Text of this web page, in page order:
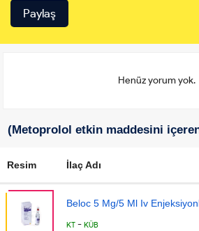
Henüz yorum yok.
(Metoprolol etkin maddesini
Resim İlaç Adı
Beloc 5 Mg/5 Ml Iv
KT - KÜB